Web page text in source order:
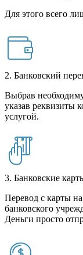
Для этого всего
2. Банковский
Выбрав
указав реквизиты
услугой.
3. Банковские
Перевод с карты
банковского
Деньги просто